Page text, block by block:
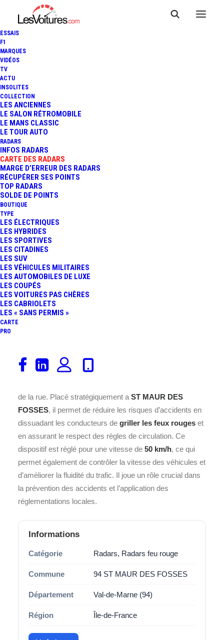
ESSAIS
F1
MARQUES
VIDÉOS
TV
ACTU
INSOLITES
COLLECTION
LES ANCIENNES
LE SALON RÉTROMOBILE
LE MANS CLASSIC
LE TOUR AUTO
RADARS
INFOS RADARS
CARTE DES RADARS
MARGE D’ERREUR DES RADARS
RÉCUPÉRER SES POINTS
TOP RADARS
SOLDE DE POINTS
BOUTIQUE
TYPE
LES ÉLECTRIQUES
LES HYBRIDES
LES SPORTIVES
LES CITADINES
LES SUV
LES VÉHICULES MILITAIRES
LES AUTOMOBILES DE LUXE
LES COUPÉS
LES VOITURES PAS CHÈRES
LES CABRIOLETS
LES « SANS PERMIS »
CARTE
PRO
MAUR DES FOSSES
Ce radar feu rouge est installé
au cœur de la commune de ST
Ce radar feu rouge surveille les infractions aux feux
de la rue. Placé stratégiquement a ST MAUR DES
FOSSES, il permet de réduire les risques d’accidents en
dissuadant les conducteurs de griller les feux rouges et
en assurant le respect des règles de circulation. Ce
dispositif est réglé pour une vitesse de 50 km/h, ce qui
permet également de contrôler la vitesse des véhicules et
d’améliorer la fluidité du trafic. Il joue un rôle crucial dans
la prévention des accidents et l’application des
réglementations locales.
Informations
Catégorie Radars, Radars feu rouge
Commune 94 ST MAUR DES FOSSES
Département Val-de-Marne (94)
Région Île-de-France